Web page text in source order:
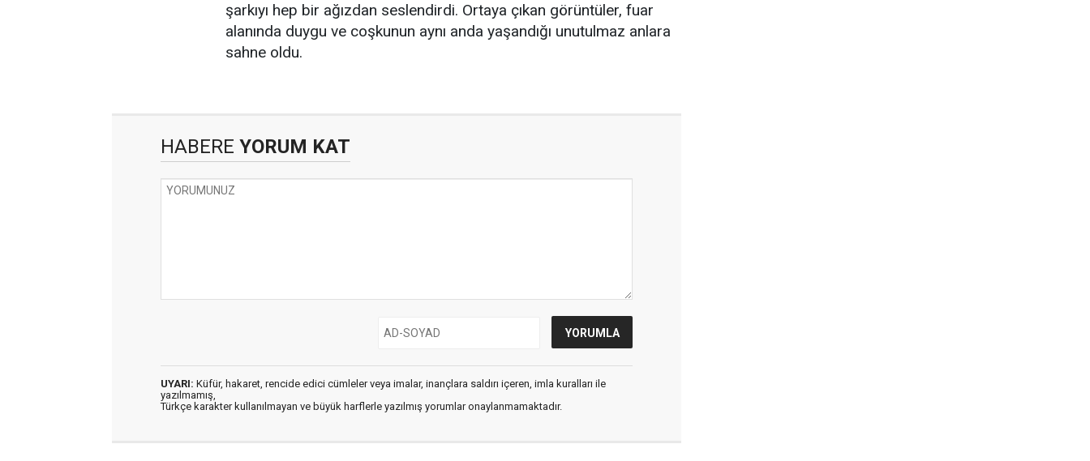
şarkıyı hep bir ağızdan seslendirdi. Ortaya çıkan görüntüler, fuar
alanında duygu ve coşkunun aynı anda yaşandığı unutulmaz anlara
sahne oldu.
HABERE YORUM KAT
UYARI: Küfür, hakaret, rencide edici cümleler veya imalar, inançlara saldırı içeren, imla kuralları ile
yazılmamış,
Türkçe karakter kullanılmayan ve büyük harflerle yazılmış yorumlar onaylanmamaktadır.